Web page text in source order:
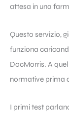
attesa in una
Questo servizio,
funziona
DocMorris. A
normative prima
I primi test